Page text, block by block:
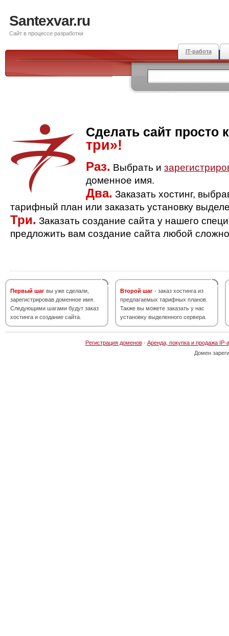
Santexvar.ru
Сайт в процессе разработки
IT-работа
Сделать сайт просто
три»!
Раз. Выбрать и
доменное имя.
Два. Заказать хостинг,
тарифный план или заказать установку
Три. Заказать создание сайта у нашего
предложить вам создание сайта любой
Первый шаг вы уже сделали,
зарегистрировав доменное имя.
Следующими шагами будут заказ
хостинга и создание сайта.
Второй шаг - заказ хостинга из
предлагаемых тарифных планов.
Также вы можете заказать у нас
установку выделенного сервера.
Регистрация доменов· Аренда, покупка и продажа IP-
Домен